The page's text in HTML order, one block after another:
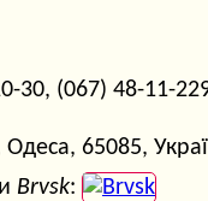
30, (067) 48-11-
65085,
Brvsk: